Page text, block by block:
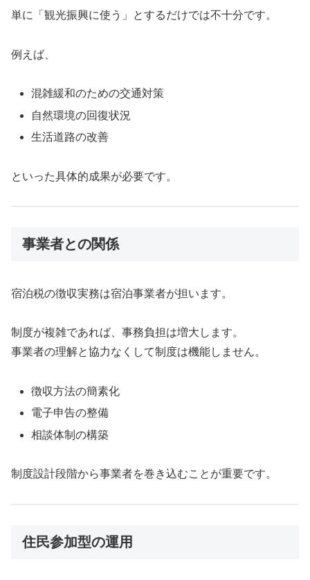
単に「観光振興に使う」とするだけでは不十分です。
例えば、
混雑緩和のための交通対策
自然環境の回復状況
生活道路の改善
といった具体的成果が必要です。
事業者との関係
宿泊税の徴収実務は宿泊事業者が担います。
制度が複雑であれば、事務負担は増大します。
事業者の理解と協力なくして制度は機能しません。
徴収方法の簡素化
電子申告の整備
相談体制の構築
制度設計段階から事業者を巻き込むことが重要です。
住民参加型の運用